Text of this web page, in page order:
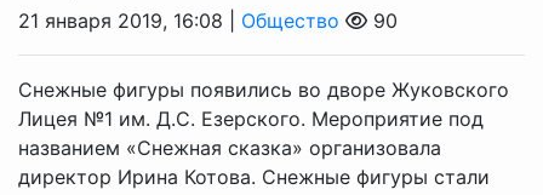
21 января 2019, 16:08 | Общество 90
Снежные фигуры появились во дворе Жуковского
Лицея №1 им. Д.С. Езерского. Мероприятие под
названием «Снежная сказка» организовала
директор Ирина Котова. Снежные фигуры стали